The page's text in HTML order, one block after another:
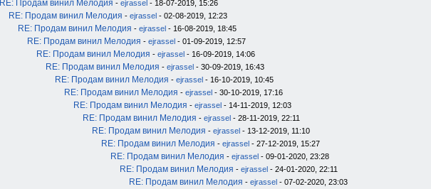
RE: Продам винил Мелодия - ejrassel - 18-07-2019, 15:26
RE: Продам винил Мелодия - ejrassel - 02-08-2019, 12:23
RE: Продам винил Мелодия - ejrassel - 16-08-2019, 18:45
RE: Продам винил Мелодия - ejrassel - 01-09-2019, 12:57
RE: Продам винил Мелодия - ejrassel - 16-09-2019, 14:06
RE: Продам винил Мелодия - ejrassel - 30-09-2019, 16:43
RE: Продам винил Мелодия - ejrassel - 16-10-2019, 10:45
RE: Продам винил Мелодия - ejrassel - 30-10-2019, 17:16
RE: Продам винил Мелодия - ejrassel - 14-11-2019, 12:03
RE: Продам винил Мелодия - ejrassel - 28-11-2019, 22:11
RE: Продам винил Мелодия - ejrassel - 13-12-2019, 11:10
RE: Продам винил Мелодия - ejrassel - 27-12-2019, 15:27
RE: Продам винил Мелодия - ejrassel - 09-01-2020, 23:28
RE: Продам винил Мелодия - ejrassel - 24-01-2020, 22:11
RE: Продам винил Мелодия - ejrassel - 07-02-2020, 23:03